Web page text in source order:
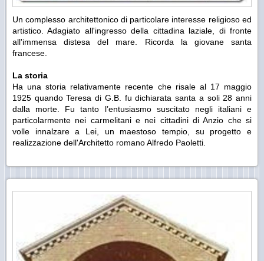
Un complesso architettonico di particolare interesse religioso ed
artistico. Adagiato all'ingresso della cittadina laziale, di fronte
all'immensa distesa del mare. Ricorda la giovane santa
francese.
La storia
Ha una storia relativamente recente che risale al 17 maggio
1925 quando Teresa di G.B. fu dichiarata santa a soli 28 anni
dalla morte. Fu tanto l’entusiasmo suscitato negli italiani e
particolarmente nei carmelitani e nei cittadini di Anzio che si
volle innalzare a Lei, un maestoso tempio, su progetto e
realizzazione dell'Architetto romano Alfredo Paoletti.